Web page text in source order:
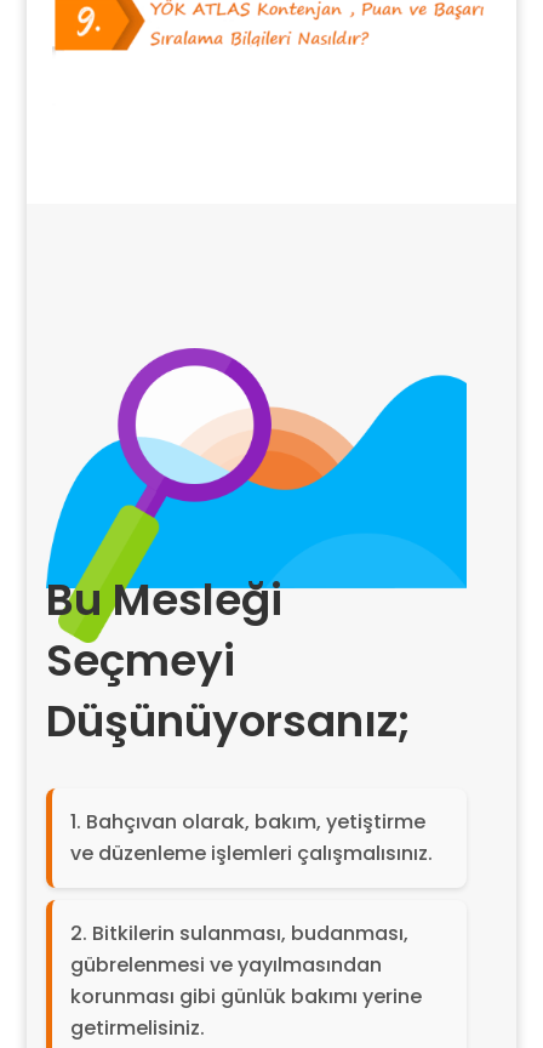
Bu Mesleği
Seçmeyi
Düşünüyorsanız;
Bahçıvan olarak, bakım, yetiştirme
ve düzenleme işlemleri çalışmalısınız.
Bitkilerin sulanması, budanması,
gübrelenmesi ve yayılmasından
korunması gibi günlük bakımı yerine
getirmelisiniz.